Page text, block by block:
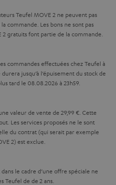
Teufel MOVE 2 ne peuvent pas
commande. Les bons ne sont pas
gratuits font partie de la commande.
commandes effectuées chez Teufel à
jusqu’à l’épuisement du stock de
tard le 08.08.2026 à 23h59.
valeur de vente de 29,99 €. Cette
Les services proposés ne le sont
du contrat (qui serait par exemple
2) est exclue.
le cadre d’une offre spéciale ne
Teufel de de 2 ans.